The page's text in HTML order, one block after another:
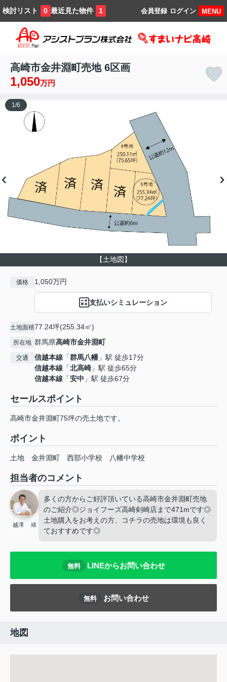
検討リスト 0 最近見た物件 1 MENU
ログイン
会員登録
高崎市金井淵町売地 6区画
1,050万円
【土地図】
1 /6
価格 1,050万円
支払いシミュレーション
土地面積77.24坪(255.34㎡)
所在地 群馬県高崎市金井淵町
交通 信越本線 「群馬八幡 」駅 徒歩17分
信越本線 「北高崎 」駅 徒歩65分
信越本線 「安中 」駅 徒歩67分
セールスポイント
高崎市金井淵町75坪の売土地です。
ポイント
土地 金井淵町 西部小学校 八幡中学校
担当者のコメント
越澤 靖
多くの方からご好評頂いている高崎市金井淵町売地
のご紹介◎ジョイフーズ高崎剣崎店まで471mです◎
土地購入をお考えの方、コチラの売地は環境も良く
ておすすめです◎
無料 LINEからお問い合わせ
無料 お問い合わせ
地図